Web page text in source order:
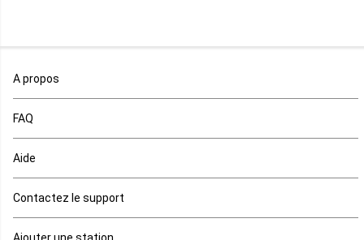
Maroc
Mozambique
A propos
FAQ
Aide
Contactez le support